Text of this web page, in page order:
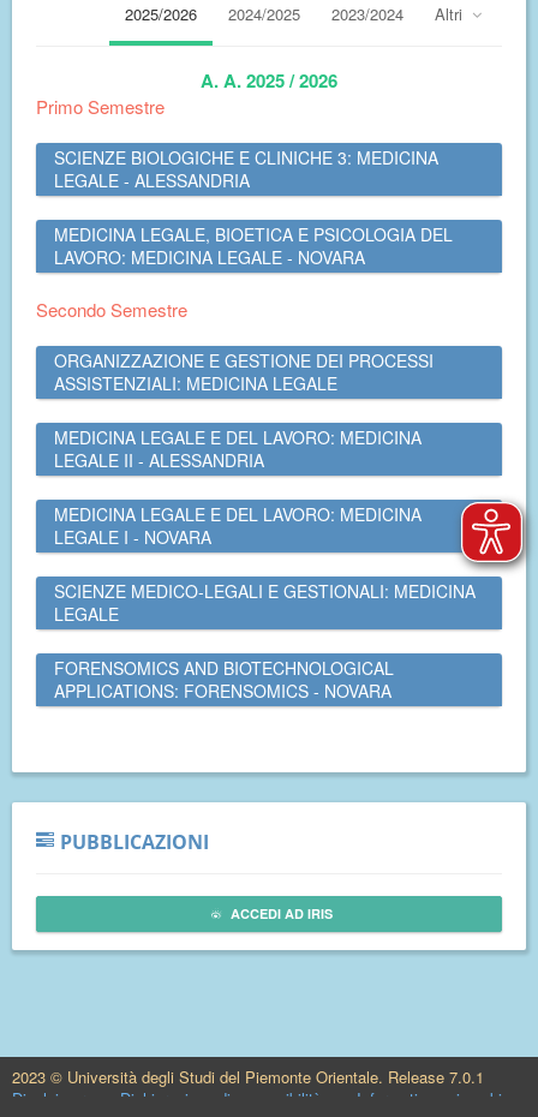
2025/2026 2024/2025 2023/2024 Altri
A. A. 2025 / 2026
Primo Semestre
SCIENZE BIOLOGICHE E CLINICHE 3: MEDICINA
LEGALE - ALESSANDRIA
MEDICINA LEGALE, BIOETICA E PSICOLOGIA DEL
LAVORO: MEDICINA LEGALE - NOVARA
Secondo Semestre
ORGANIZZAZIONE E GESTIONE DEI PROCESSI
ASSISTENZIALI: MEDICINA LEGALE
MEDICINA LEGALE E DEL LAVORO: MEDICINA
LEGALE II - ALESSANDRIA
MEDICINA LEGALE E DEL LAVORO: MEDICINA
LEGALE I - NOVARA
SCIENZE MEDICO-LEGALI E GESTIONALI: MEDICINA
LEGALE
FORENSOMICS AND BIOTECHNOLOGICAL
APPLICATIONS: FORENSOMICS - NOVARA
PUBBLICAZIONI
ACCEDI AD IRIS
2023 © Università degli Studi del Piemonte Orientale. Release 7.0.1
Disclaimer
Dichiarazione di accessibilità
Informativa sui cookie